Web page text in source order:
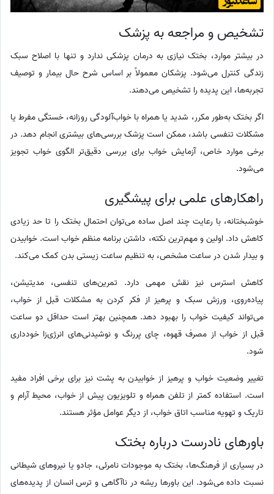
تشخیص و مراجعه به پزشک
در بیشتر موارد، بختک نیازی به درمان پزشکی ندارد و تنها با اصلاح سبک
زندگی کنترل می‌شود. پزشکان معمولاً بر اساس شرح حال بیمار و توصیف
تجربه‌ها، این پدیده را تشخیص می‌دهند.
اگر بختک به‌طور مکرر، شدید یا همراه با خواب‌آلودگی روزانه، خستگی مفرط یا
مشکلات تنفسی باشد، ممکن است پزشک بررسی‌های بیشتری انجام دهد. در
برخی موارد خاص، آزمایش خواب برای بررسی دقیق‌تر الگوی خواب تجویز
می‌شود.
راهکارهای علمی برای پیشگیری
خوشبختانه، با رعایت چند اصل ساده می‌توان احتمال بختک را تا حد زیادی
کاهش داد. اولین و مهم‌ترین نکته، داشتن برنامه منظم خواب است. خوابیدن
و بیدار شدن در ساعت مشخص، به تنظیم ساعت زیستی بدن کمک می‌کند.
کاهش استرس نیز نقش مهمی دارد. تمرین‌های تنفسی، مدیتیشن،
پیاده‌روی، ورزش سبک و پرهیز از فکر کردن به مشکلات قبل از خواب،
می‌تواند کیفیت خواب را بهبود دهد. همچنین بهتر است حداقل دو ساعت
قبل از خواب از مصرف قهوه، چای پررنگ و نوشیدنی‌های انرژی‌زا خودداری
شود.
تغییر وضعیت خواب و پرهیز از خوابیدن به پشت نیز برای برخی افراد مفید
است. استفاده کمتر از تلفن همراه و تلویزیون پیش از خواب، محیط آرام و
تاریک و تهویه مناسب اتاق خواب، از دیگر عوامل مؤثر هستند.
باورهای نادرست درباره بختک
در بسیاری از فرهنگ‌ها، بختک به موجودات نامرئی، جادو یا نیروهای شیطانی
نسبت داده می‌شود. این باورها ریشه در ناآگاهی و ترس انسان از پدیده‌های